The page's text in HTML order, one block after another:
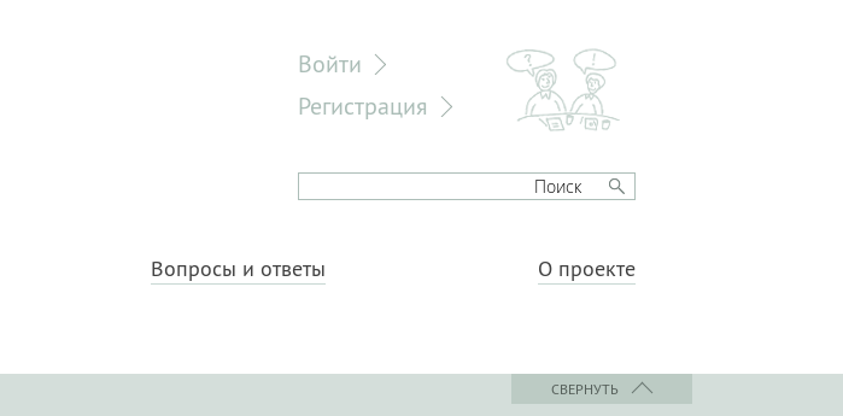
Войти
Регистрация
Вопросы и ответы О проекте
СВЕРНУТЬ